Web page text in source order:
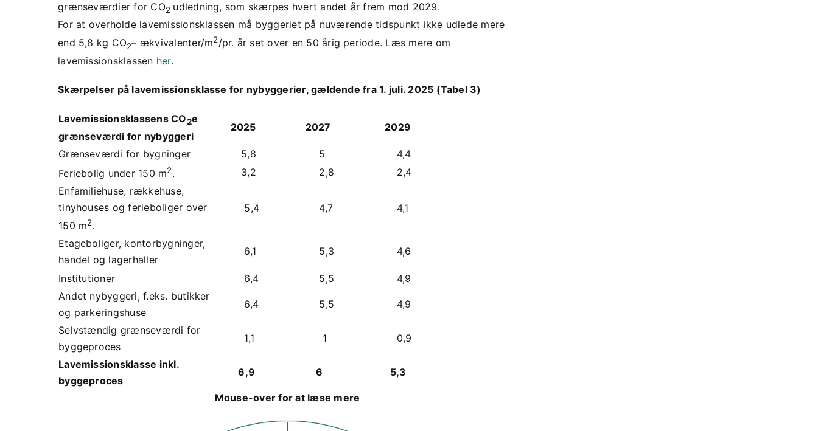
grænseværdier for CO2 udledning, som skærpes hvert andet år frem mod 2029.
For at overholde lavemissionsklassen må byggeriet på nuværende tidspunkt ikke udlede mere
end 5,8 kg CO2– ækvivalenter/m2/pr. år set over en 50 årig periode. Læs mere om
lavemissionsklassen her.
Skærpelser på lavemissionsklasse for nybyggerier, gældende fra 1. juli. 2025 (Tabel 3)
Lavemissionsklassens CO2e
grænseværdi for nybyggeri
2025 2027 2029
Grænseværdi for bygninger 5,8 5
4,4
Feriebolig under 150 m2. 3,2 2,8
2,4
Enfamiliehuse, rækkehuse,
tinyhouses og ferieboliger over
150 m2.
5,4 4,7 4,1
Etageboliger, kontorbygninger,
handel og lagerhaller
6,1 5,3 4,6
Institutioner 6,4 5,5
4,9
Andet nybyggeri, f.eks. butikker
og parkeringshuse
6,4 5,5 4,9
Selvstændig grænseværdi for
byggeproces
1,1 1 0,9
Lavemissionsklasse inkl.
byggeproces
6,9 6 5,3
Mouse-over for at læse mere